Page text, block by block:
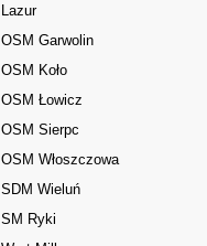
Lazur
OSM Garwolin
OSM Koło
OSM Łowicz
OSM Sierpc
OSM Włoszczowa
SDM Wieluń
SM Ryki